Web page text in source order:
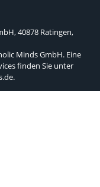
40878 Ratingen,
Minds GmbH. Eine
finden Sie unter
.